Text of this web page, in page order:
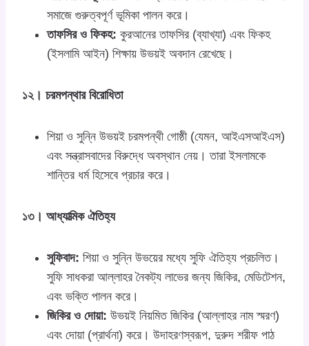
সমাজে গুরুত্বপূর্ণ ভূমিকা পালন করে।
তাফসির ও ফিকহ: কুরআনের তাফসির (ব্যাখ্যা) এবং ফিকহ
(ইসলামি আইন) শিক্ষায় উভয়ই অবদান রেখেছে।
১২। চরমপন্থার বিরোধিতা
শিয়া ও সুন্নি উভয়ই চরমপন্থী গোষ্ঠী (যেমন, আইএসআইএস)
এবং সন্ত্রাসবাদের বিরুদ্ধে অবস্থান নেয়। তারা ইসলামকে
শান্তির ধর্ম হিসেবে প্রচার করে।
১৩। আধ্যাত্মিক ঐতিহ্য
সুফিবাদ: শিয়া ও সুন্নি উভয়ের মধ্যে সুফি ঐতিহ্য প্রচলিত।
সুফি সাধকরা আল্লাহর নৈকট্য লাভের জন্য জিকির, মেডিটেশন,
এবং ভক্তি পালন করে।
জিকির ও দোয়া: উভয়ই নিয়মিত জিকির (আল্লাহর নাম স্মরণ)
এবং দোয়া (প্রার্থনা) করে। উদাহরণস্বরূপ, দুরুদ শরীফ পাঠ